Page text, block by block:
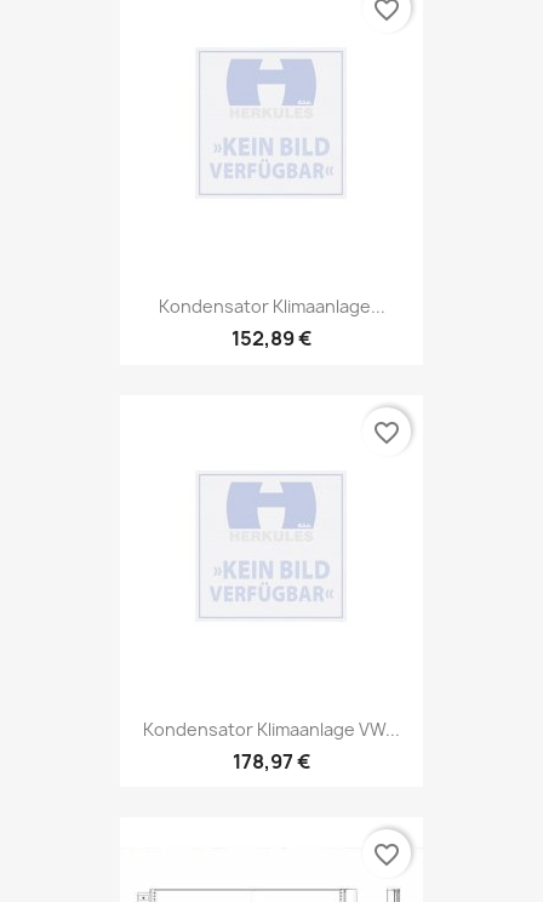
Kondensator Klimaanlage...
152,89 €
favorite_border
Kondensator Klimaanlage VW...
178,97 €
favorite_border
favorite_border